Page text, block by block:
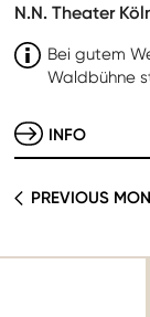
N.N. Theater
Bei gutem
Waldbühne
INFO
PREVIOUS